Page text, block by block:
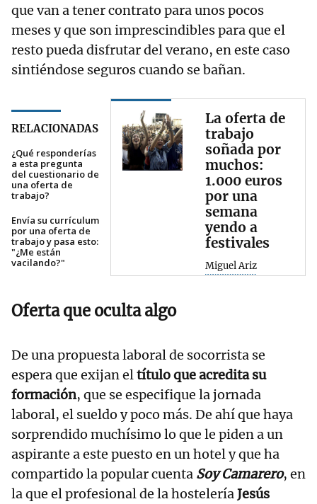
que van a tener contrato para unos pocos
meses y que son imprescindibles para que el
resto pueda disfrutar del verano, en este caso
sintiéndose seguros cuando se bañan.
RELACIONADAS
¿Qué responderías
a esta pregunta
del cuestionario de
una oferta de
trabajo?
Envía su currículum
por una oferta de
trabajo y pasa esto:
"¿Me están
vacilando?"
La oferta de
trabajo
soñada por
muchos:
1.000 euros
por una
semana
yendo a
festivales
Miguel Ariz
Oferta que oculta algo
De una propuesta laboral de socorrista se
espera que exijan eltítulo que acredita su
formación, que se especifique la jornada
laboral, el sueldo y poco más. De ahí que haya
sorprendido muchísimo lo que le piden a un
aspirante a este puesto en un hotel y que ha
compartido la popular cuenta Soy Camarero, en
la que el profesional de la hosteleríaJesús